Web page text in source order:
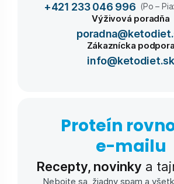
+421 233 046 996 (Po –
Výživová poradňa
Zákaznícka podpora
info@ketodiet.sk
Proteín
e-⁠mailu
Recepty, novinky a
Nebojte sa, žiadny spam a